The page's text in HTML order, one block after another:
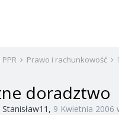
Prawo i rachunkowość
doradztwo
Stanisław11 , 9 Kwietnia 2006